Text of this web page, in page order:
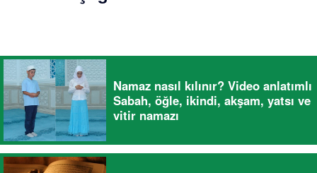
Namaz nasıl kılınır? Video anlatımlı
Sabah, öğle, ikindi, akşam, yatsı ve
vitir namazı